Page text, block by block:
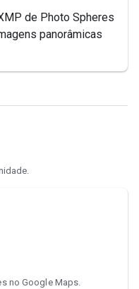
de Photo Spheres
panorâmicas
no Google Maps.